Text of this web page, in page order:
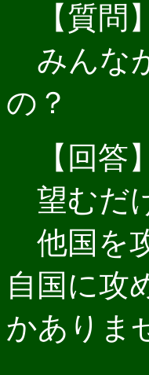
【質問】
みんな
の？
【回答】
望むだ
他国を
自国に攻
かありま